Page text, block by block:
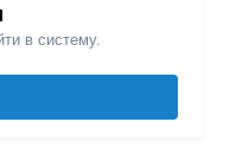
в систему.